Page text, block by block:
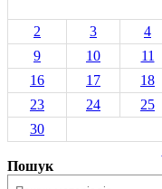
2
3 4
9
10 11
16
17 18
23
24 25
30
Пошук